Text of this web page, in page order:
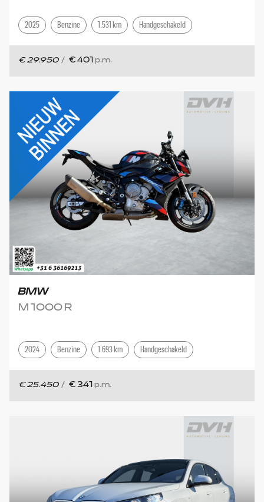
2025 Benzine 1.531 km Handgeschakeld
€ 29.950 / € 401 p.m.
BMW
M 1000 R
2024 Benzine 1.693 km Handgeschakeld
€ 25.450 / € 341 p.m.